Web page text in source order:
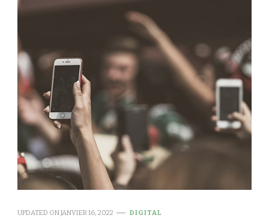
UPDATED ONJANVIER 16, 2022 DIGITAL